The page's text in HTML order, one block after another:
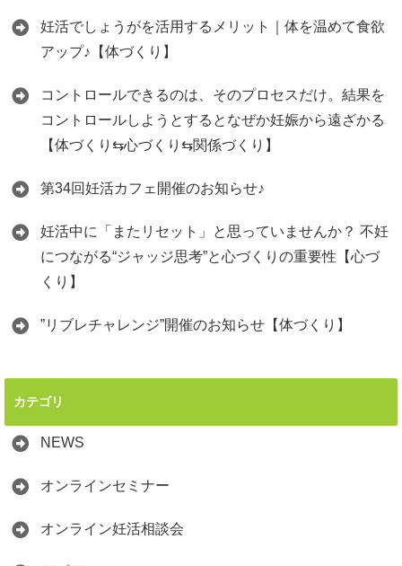
妊活でしょうがを活用するメリット｜体を温めて食欲
アップ♪【体づくり】
コントロールできるのは、そのプロセスだけ。結果を
コントロールしようとするとなぜか妊娠から遠ざかる
【体づくり⇆心づくり⇆関係づくり】
第34回妊活カフェ開催のお知らせ♪
妊活中に「またリセット」と思っていませんか？ 不妊
につながる“ジャッジ思考”と心づくりの重要性【心づ
くり】
”リブレチャレンジ”開催のお知らせ【体づくり】
カテゴリ
NEWS
オンラインセミナー
オンライン妊活相談会